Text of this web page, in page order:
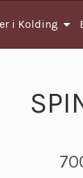
i Kolding